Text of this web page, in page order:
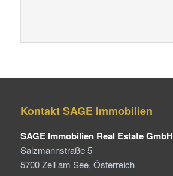
Kontakt SAGE Immobilien
SAGE Immobilien Real Estate GmbH
Salzmannstraße 5
5700 Zell am See, Österreich